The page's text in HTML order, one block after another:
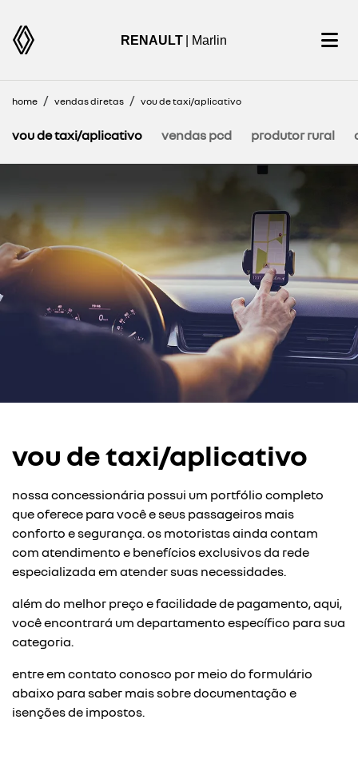
RENAULT | Marlin
home vendas diretas vou de taxi/aplicativo
vendas pcd
vou de taxi/aplicativo produtor rural
vou de taxi/aplicativo
nossa concessionária possui um portfólio completo
que oferece para você e seus passageiros mais
conforto e segurança. os motoristas ainda contam
com atendimento e benefícios exclusivos da rede
especializada em atender suas necessidades.
além do melhor preço e facilidade de pagamento, aqui,
você encontrará um departamento específico para sua
categoria.
entre em contato conosco por meio do formulário
abaixo para saber mais sobre documentação e
isenções de impostos.